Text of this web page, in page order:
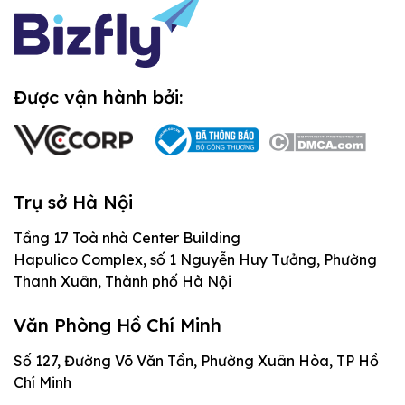
Thiết kế website theo yêu cầu là gì?
Website theo yêu cầu khác gì
website mẫu
Website mẫu thường phù hợp khi doanh
chức năng không quá đặc thù. Bạn chọn
một giao diện có sẵn, thay đổi nội dung,
cấu hình vài phần cơ bản rồi đưa vào sử
dụng. Cách này tiết kiệm thời gian, nhưng
hàng riêng, bộ lọc sản phẩm phức tạp, phân
Website theo yêu cầu đi từ bài toán trước,
giao diện sau. Đơn vị triển khai cần hiểu
người dùng mục tiêu, mục tiêu chuyển đổi,
Được vận hành bởi:
Trụ sở Hà Nội
Tầng 17 Toà nhà Center Building
Hapulico Complex, số 1 Nguyễn Huy Tưởng, Phường
Thanh Xuân, Thành phố Hà Nội
Văn Phòng Hồ Chí Minh
Số 127, Đường Võ Văn Tần, Phường Xuân Hòa, TP Hồ
Chí Minh